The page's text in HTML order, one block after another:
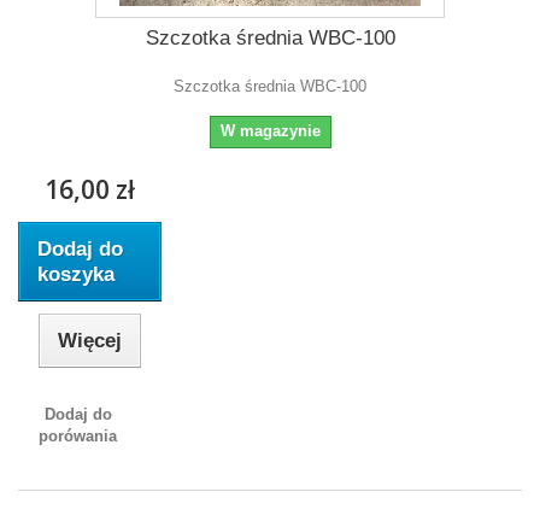
Szczotka średnia WBC-100
Szczotka średnia WBC-100
W magazynie
16,00 zł
Dodaj do
koszyka
Więcej
Dodaj do
porówania